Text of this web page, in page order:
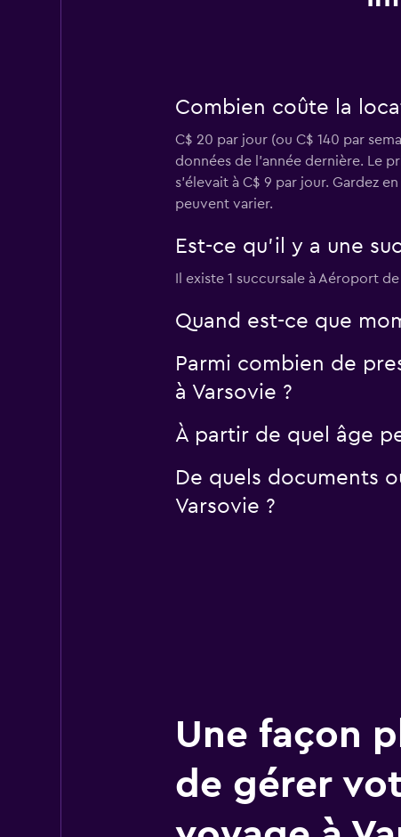
Combien coûte la
C$ 20 par jour (ou C$ 140 par
données de l’année dernière. Le
s’élevait à C$ 9 par jour. Gardez
peuvent varier.
Est-ce qu’il y a une
Il existe 1 succursale à Aéroport
Quand est-ce que
Parmi combien de
à Varsovie ?
À partir de quel âge
De quels documents
Varsovie ?
Une façon
de gérer